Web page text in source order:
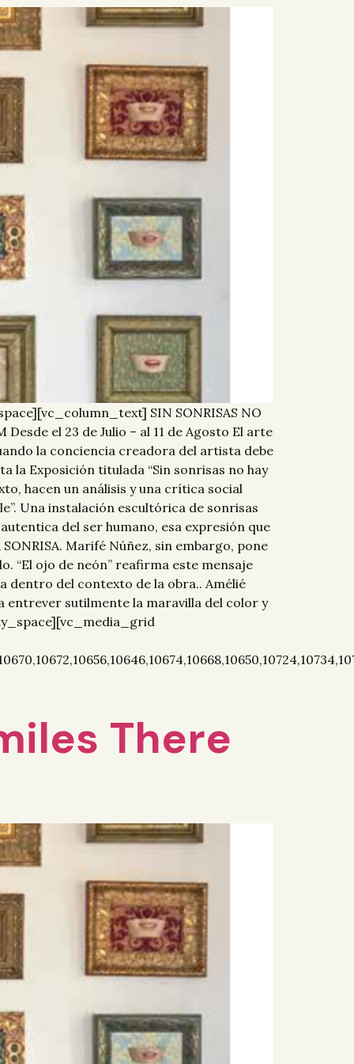
SIN SONRISAS NO
el 23 de Julio – al 11 de Agosto El arte
la conciencia creadora del artista debe
Exposición titulada “Sin sonrisas no hay
hacen un análisis y una crítica social
Una instalación escultórica de sonrisas
del ser humano, esa expresión que
Marifé Núñez, sin embargo, pone
“El ojo de neón” reafirma este mensaje
dentro del contexto de la obra.. Amélié
entrever sutilmente la maravilla del color y
There